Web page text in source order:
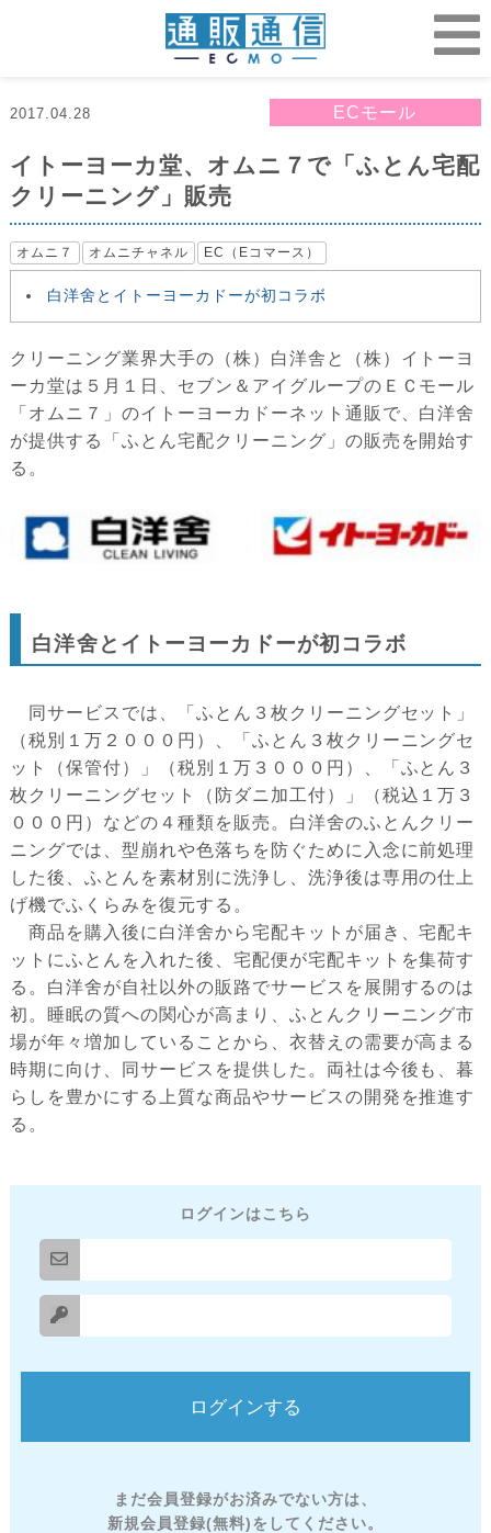
2017.04.28 ECモール
イトーヨーカ堂、オムニ７で「ふとん宅配
クリーニング」販売
オムニ７ オムニチャネル EC（Eコマース）
白洋舍とイトーヨーカドーが初コラボ
クリーニング業界大手の（株）白洋舎と（株）イトーヨ
ーカ堂は５月１日、セブン＆アイグループのＥＣモール
「オムニ７」のイトーヨーカドーネット通販で、白洋舍
が提供する「ふとん宅配クリーニング」の販売を開始す
る。
白洋舍とイトーヨーカドーが初コラボ
同サービスでは、「ふとん３枚クリーニングセット」
（税別１万２０００円）、「ふとん３枚クリーニングセ
ット（保管付）」（税別１万３０００円）、「ふとん３
枚クリーニングセット（防ダニ加工付）」（税込１万３
０００円）などの４種類を販売。白洋舍のふとんクリー
ニングでは、型崩れや色落ちを防ぐために入念に前処理
した後、ふとんを素材別に洗浄し、洗浄後は専用の仕上
げ機でふくらみを復元する。
商品を購入後に白洋舍から宅配キットが届き、宅配キ
ットにふとんを入れた後、宅配便が宅配キットを集荷す
る。白洋舍が自社以外の販路でサービスを展開するのは
初。睡眠の質への関心が高まり、ふとんクリーニング市
場が年々増加していることから、衣替えの需要が高まる
時期に向け、同サービスを提供した。両社は今後も、暮
らしを豊かにする上質な商品やサービスの開発を推進す
る。
ログインはこちら
まだ会員登録がお済みでない方は、
新規会員登録(無料)をしてください。